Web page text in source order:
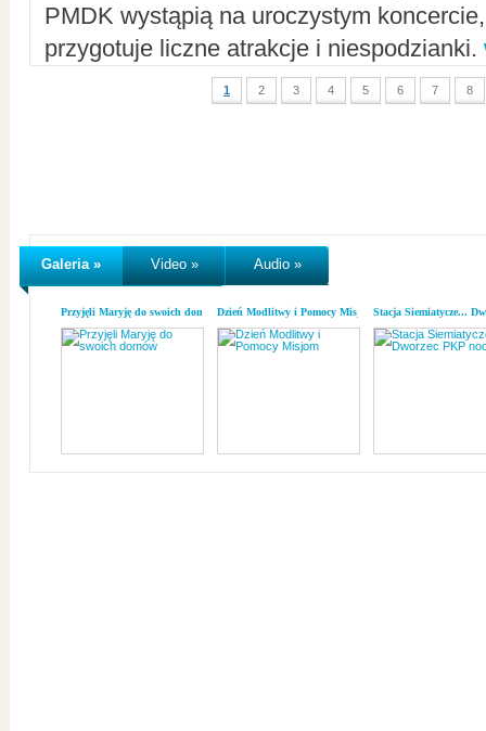
PMDK wystąpią na uroczystym
przygotuje liczne atrakcje i niespodzianki.
1 2 3 4 5 6 7 8
Galeria » Video » Audio »
Przyjęli Maryję do swoich domówDzień Modlitwy i Pomocy MisjomStacja Siemiatycze...